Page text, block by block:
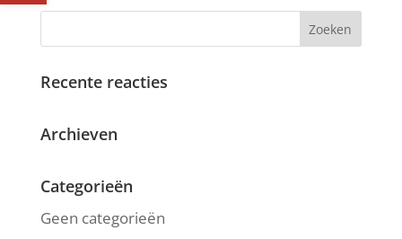
Recente reacties
Archieven
Categorieën
Geen categorieën